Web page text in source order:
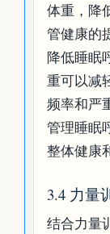
体重，降
管健康的
降低睡眠
重可以减
频率和严
管理睡眠
整体健康
3.4 力量
结合力量